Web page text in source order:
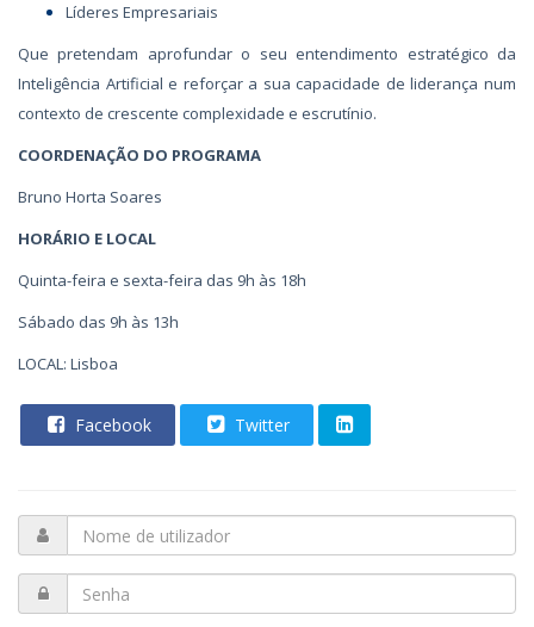
Líderes Empresariais
Que pretendam aprofundar o seu entendimento estratégico da
Inteligência Artificial e reforçar a sua capacidade de liderança num
contexto de crescente complexidade e escrutínio.
COORDENAÇÃO DO PROGRAMA
Bruno Horta Soares
HORÁRIO E LOCAL
Quinta-feira e sexta-feira das 9h às 18h
Sábado das 9h às 13h
LOCAL: Lisboa
Facebook Twitter